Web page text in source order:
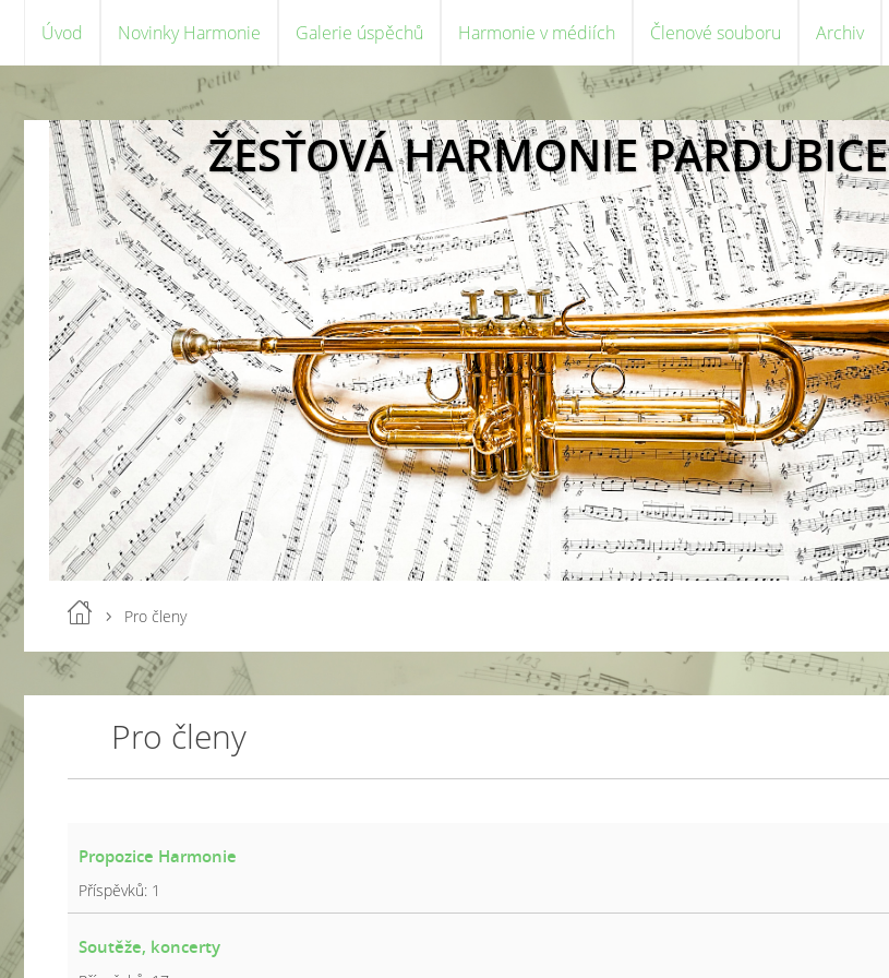
Úvod Novinky Harmonie Galerie úspěchů Harmonie v médiích Členové souboru Archiv
ŽESŤOVÁ HARMONIE PARDUBICE
Pro členy
Pro členy
Propozice Harmonie
Příspěvků: 1
Soutěže, koncerty